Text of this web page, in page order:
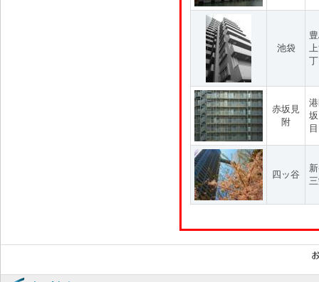
池袋
赤坂見
附
目
四ッ谷